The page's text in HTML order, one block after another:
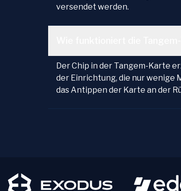
versendet werden.
Der Chip in der Tangem-Karte
der Einrichtung, die nur wenige
das Antippen der Karte an der